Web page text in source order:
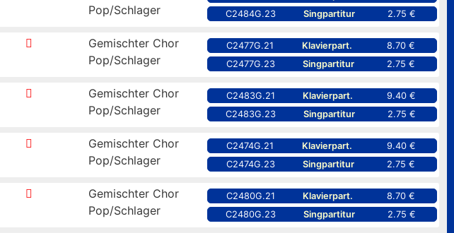
Pop/Schlager
C2484G.23
Singpartitur 2.75 €
Gemischter Chor
Pop/Schlager
C2477G.21 Klavierpart.
8.70 €
C2477G.23
Singpartitur 2.75 €
Gemischter Chor
Pop/Schlager
C2483G.21 Klavierpart.
9.40 €
C2483G.23
Singpartitur 2.75 €
Gemischter Chor
Pop/Schlager
C2474G.21 Klavierpart.
9.40 €
C2474G.23
Singpartitur 2.75 €
Gemischter Chor
Pop/Schlager
C2480G.21 Klavierpart.
8.70 €
C2480G.23
Singpartitur 2.75 €